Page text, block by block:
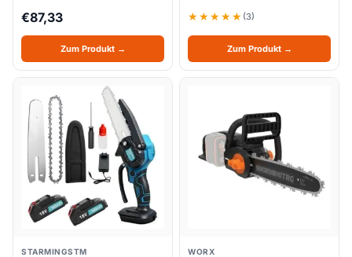
€87,33
Zum Produkt →
(3)
Zum Produkt →
STARMINGSTM WORX